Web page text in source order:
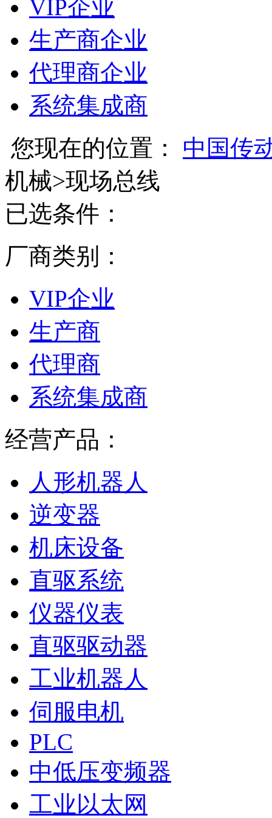
VIP企业
生产商企业
代理商企业
系统集成商
您现在的位置：
中国传
机械>现场总线
已选条件：
厂商类别：
VIP企业
生产商
代理商
系统集成商
经营产品：
人形机器人
逆变器
机床设备
直驱系统
仪器仪表
直驱驱动器
工业机器人
伺服电机
PLC
中低压变频器
工业以太网